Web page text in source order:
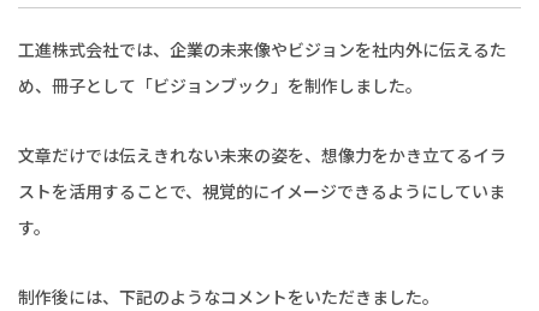
工進株式会社では、企業の未来像やビジョンを社内外に伝えるた
め、冊子として「ビジョンブック」を制作しました。
文章だけでは伝えきれない未来の姿を、想像力をかき立てるイラ
ストを活用することで、視覚的にイメージできるようにしていま
す。
制作後には、下記のようなコメントをいただきました。